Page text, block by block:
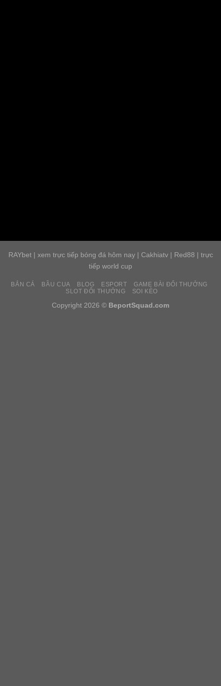
RAYbet| xem trực tiếp bóng đá hôm nay | Cakhiatv| Red88 | trực
tiếp world cup
BẮN CÁ BẦU CUA BLOG ESPORT
GAME BÀI ĐỔI THƯỞNG
SLOT ĐỔI THƯỞNG
SOI KÈO
Copyright 2026 © BeportSquad.com